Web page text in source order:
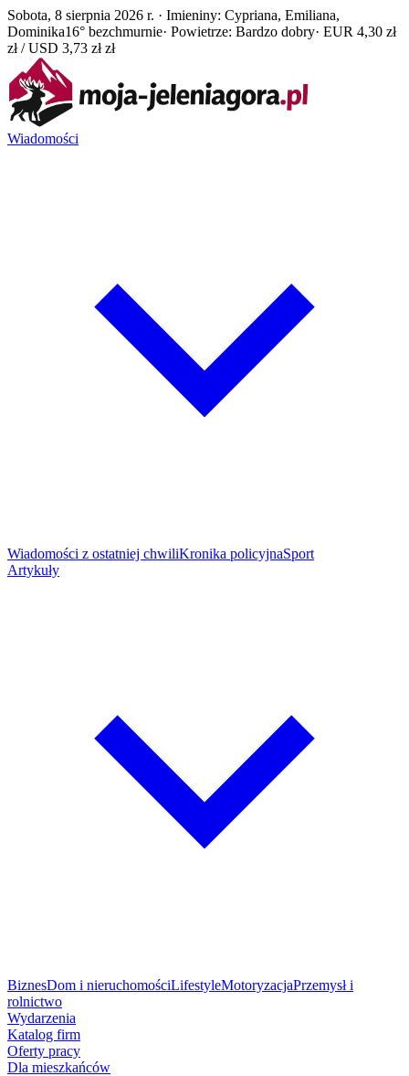
Sobota, 8 sierpnia 2026 r. · Imieniny: Cypriana, Emiliana,
Dominika16° bezchmurnie· Powietrze: Bardzo dobry· EUR 4,30 zł
zł / USD 3,73 zł zł
Wiadomości
Wiadomości z ostatniej chwiliKronika policyjnaSport
Artykuły
BiznesDom i nieruchomościLifestyleMotoryzacjaPrzemysł i
rolnictwo
Wydarzenia
Katalog firm
Oferty pracy
Dla mieszkańców